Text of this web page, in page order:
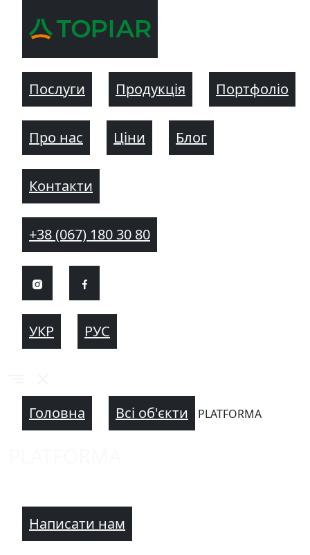
Послуги Продукція Портфоліо
Про нас Ціни Блог
Контакти
+38 (067) 180 30 80
УКР РУС
Головна Всі об'єкти PLATFORMA
Написати нам